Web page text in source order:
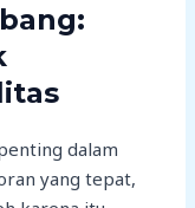
dalam
yang tepat,